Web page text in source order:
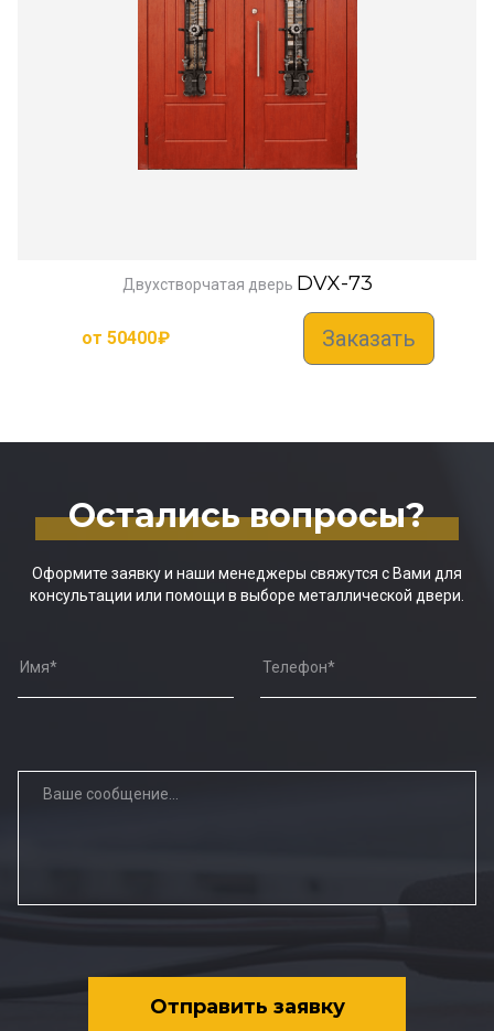
Двухстворчатая дверь DVX-73
от 50400₽ Заказать
Остались вопросы?
Оформите заявку и наши менеджеры свяжутся с Вами для
консультации или помощи в выборе металлической двери.
Отправить заявку